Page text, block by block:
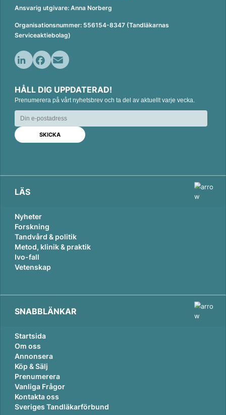
Ansvarig utgivare: Anna Norberg
Organisationsnummer: 556154-8347 (Tandläkarnas
Serviceaktiebolag)
n
k
e
I
n
c
e
b
o
k
E
a
i
l
HÅLL DIG UPPDATERAD!
Prenumerera på vårt nyhetsbrev och ta del av aktuellt varje vecka.
LÄS
Nyheter
Forskning
Tandvård & politik
Metod, klinik & praktik
Ivo-fall
Vetenskap
SNABBLÄNKAR
Startsida
Om oss
Annonsera
Köp & Sälj
Prenumerera
Vanliga Frågor
Kontakta oss
Sveriges Tandläkarförbund